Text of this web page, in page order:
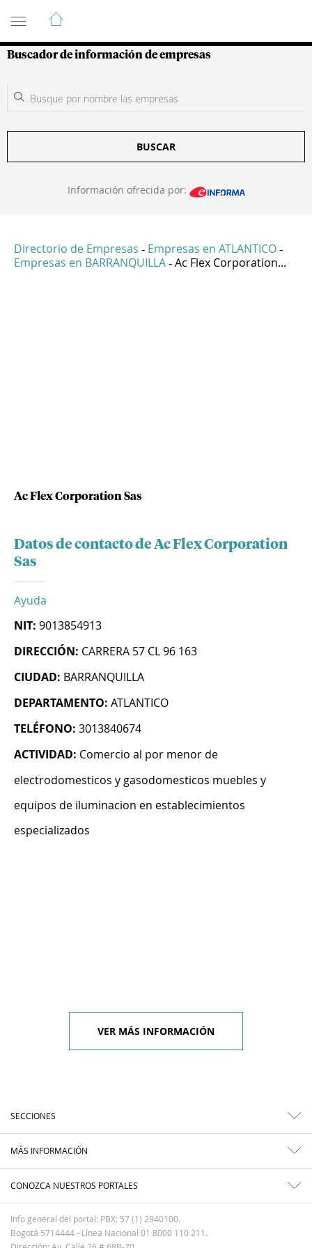
Guía de Empresas Colombianas
Buscador de información de empresas
BUSCAR
Información ofrecida por:
Directorio de Empresas - Empresas en ATLANTICO -
Empresas en BARRANQUILLA - Ac Flex Corporation...
Ac Flex Corporation Sas
Datos de contacto de Ac Flex Corporation
Sas
Ayuda
NIT: 9013854913
DIRECCIÓN: CARRERA 57 CL 96 163
CIUDAD: BARRANQUILLA
DEPARTAMENTO: ATLANTICO
TELÉFONO: 3013840674
ACTIVIDAD: Comercio al por menor de
electrodomesticos y gasodomesticos muebles y
equipos de iluminacion en establecimientos
especializados
VER MÁS INFORMACIÓN
SECCIONES
MÁS INFORMACIÓN
CONOZCA NUESTROS PORTALES
Info general del portal: PBX: 57 (1) 2940100.
Bogotá 5714444 - Línea Nacional 01 8000 110 211.